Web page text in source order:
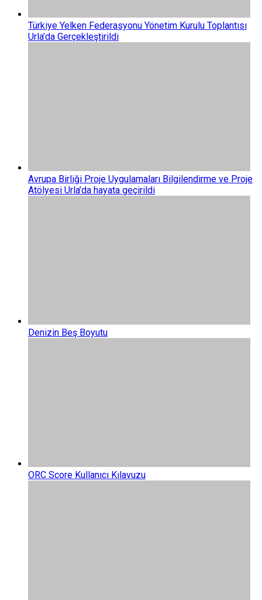
Türkiye Yelken Federasyonu Yönetim Kurulu Toplantısı
Urla’da Gerçekleştirildi
Avrupa Birliği Proje Uygulamaları Bilgilendirme ve Proje
Atölyesi Urla’da hayata geçirildi
Denizin Beş Boyutu
ORC Score Kullanıcı Kılavuzu